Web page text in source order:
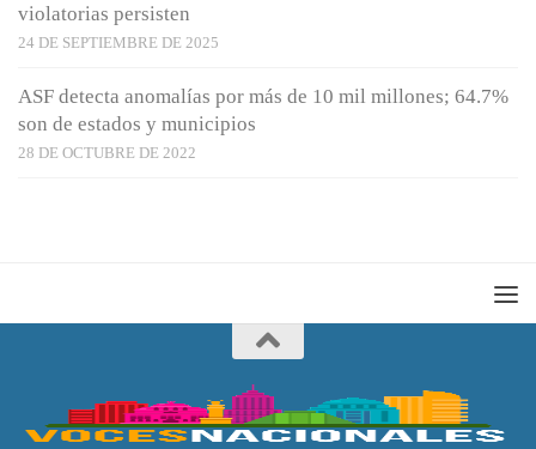
violatorias persisten
24 DE SEPTIEMBRE DE 2025
ASF detecta anomalías por más de 10 mil millones; 64.7%
son de estados y municipios
28 DE OCTUBRE DE 2022